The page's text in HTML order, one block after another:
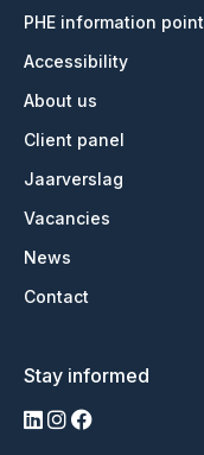
PHE information point
Accessibility
About us
Client panel
Jaarverslag
Vacancies
News
Contact
Stay informed
LinkedIn
Instagram
Facebook